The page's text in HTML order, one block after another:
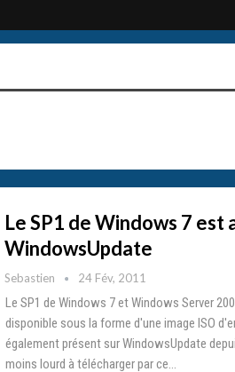
Le SP1 de Windows 7 est
WindowsUpdate
Sebastien 24 Fév, 2011
Le SP1 de Windows 7 et Windows Server
disponible sous la forme d'une image ISO
également présent sur WindowsUpdate
moins lourd à télécharger par ce…